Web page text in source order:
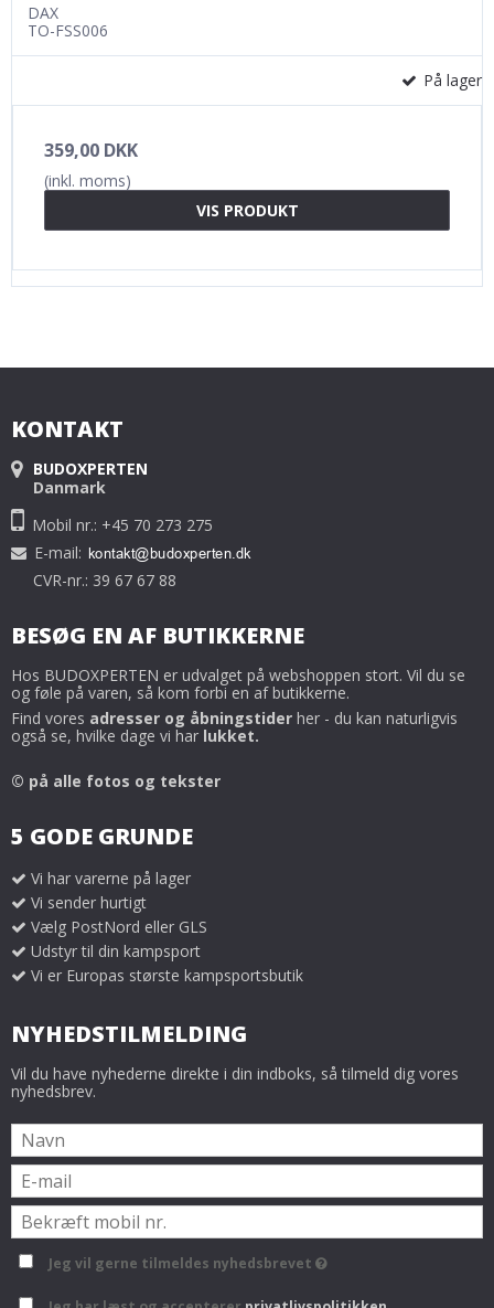
DAX
TO-FSS006
På lager
359,00 DKK
(inkl. moms)
VIS PRODUKT
KONTAKT
BUDOXPERTEN
Danmark
Mobil nr.: +45 70 273 275
E-mail:
CVR-nr.: 39 67 67 88
BESØG EN AF BUTIKKERNE
Hos BUDOXPERTEN er udvalget på webshoppen stort. Vil du se
og føle på varen, så kom forbi en af butikkerne.
Find vores adresser og åbningstider her - du kan naturligvis
også se, hvilke dage vi har lukket.
© på alle fotos og tekster
5 GODE GRUNDE
Vi har varerne på lager
Vi sender hurtigt
Vælg PostNord eller GLS
Udstyr til din kampsport
Vi er Europas største kampsportsbutik
NYHEDSTILMELDING
Vil du have nyhederne direkte i din indboks, så tilmeld dig vores
nyhedsbrev.
Jeg vil gerne tilmeldes nyhedsbrevet